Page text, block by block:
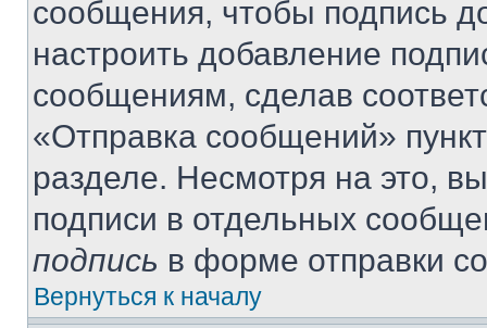
сообщения, чтобы подпись
настроить добавление
сообщениям, сделав
«Отправка сообщений»
разделе. Несмотря на это,
подписи в отдельных
подпись в форме отправки
Вернуться к началу